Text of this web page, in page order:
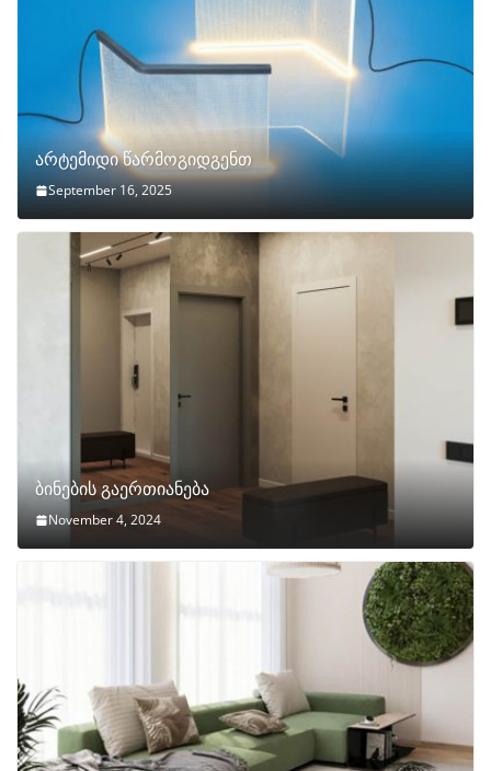
არტემიდი წარმოგიდგენთ
September 16, 2025
ბინების გაერთიანება
November 4, 2024